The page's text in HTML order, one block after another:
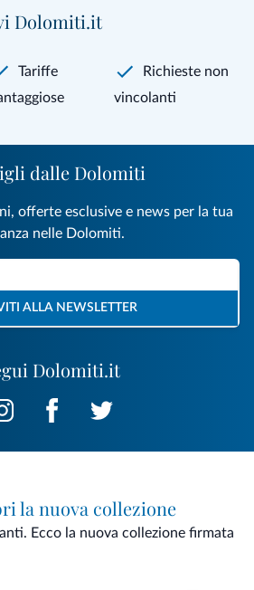
Dolomiti.it
Tariffe
Richieste non
vincolanti
Dolomiti.it
dalle Dolomiti
offerte esclusive e news per la tua
nelle Dolomiti.
ALLA NEWSLETTER
la nuova collezione
Ecco la nuova collezione firmata